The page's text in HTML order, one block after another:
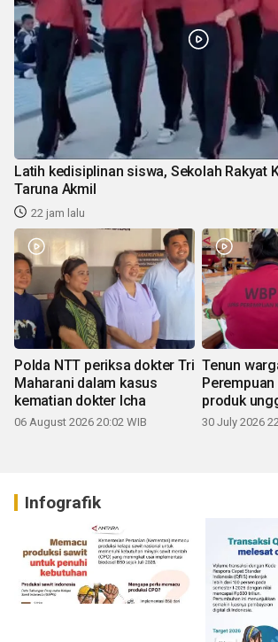
Latih kedisiplinan siswa, Sekolah Rakyat
Taruna Akmil
22 jam lalu
Polda NTT periksa dokter Tri
Maharani dalam kasus
kematian dokter Icha
06 August 2026 20:02 WIB
Tenun
produk
30 July 2026
Infografik